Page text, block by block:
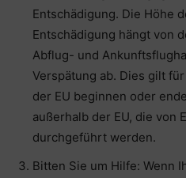
Entschädigung. Die Höhe
Entschädigung hängt von
Abflug- und
Verspätung ab. Dies gilt
der EU beginnen oder
außerhalb der EU, die von
durchgeführt werden.
Bitten Sie um Hilfe: Wenn